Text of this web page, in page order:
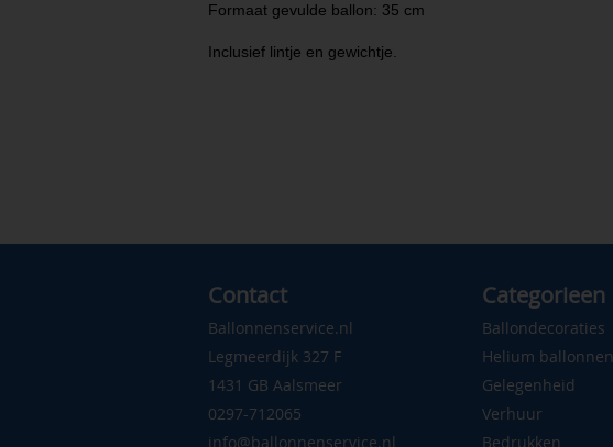
Formaat gevulde ballon: 35 cm
Inclusief lintje en gewichtje.
Contact
Ballonnenservice.nl
Legmeerdijk 327 F
1431 GB Aalsmeer
0297-712065
info@ballonnenservice.nl
Categorieen
Ballondecoraties
Helium ballonnen
Gelegenheid
Verhuur
Bedrukken